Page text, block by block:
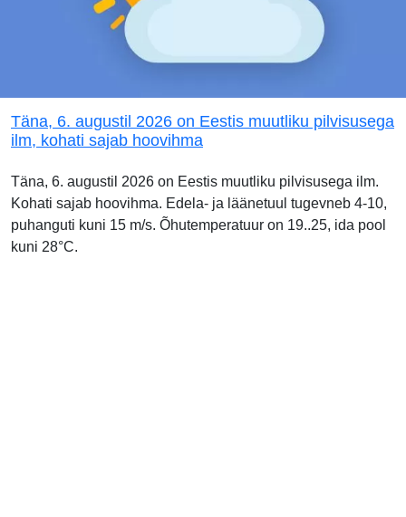
Täna, 6. augustil 2026 on Eestis muutliku pilvisusega
ilm, kohati sajab hoovihma
Täna, 6. augustil 2026 on Eestis muutliku pilvisusega ilm.
Kohati sajab hoovihma. Edela- ja läänetuul tugevneb 4-10,
puhanguti kuni 15 m/s. Õhutemperatuur on 19..25, ida pool
kuni 28°C.